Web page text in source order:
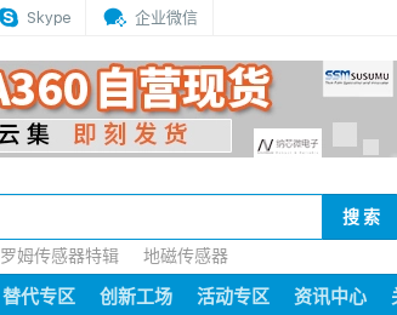
Skype 企业微信
搜 索
罗姆传感器特辑 地磁传感器
替代专区 创新工场 活动专区 资讯中心